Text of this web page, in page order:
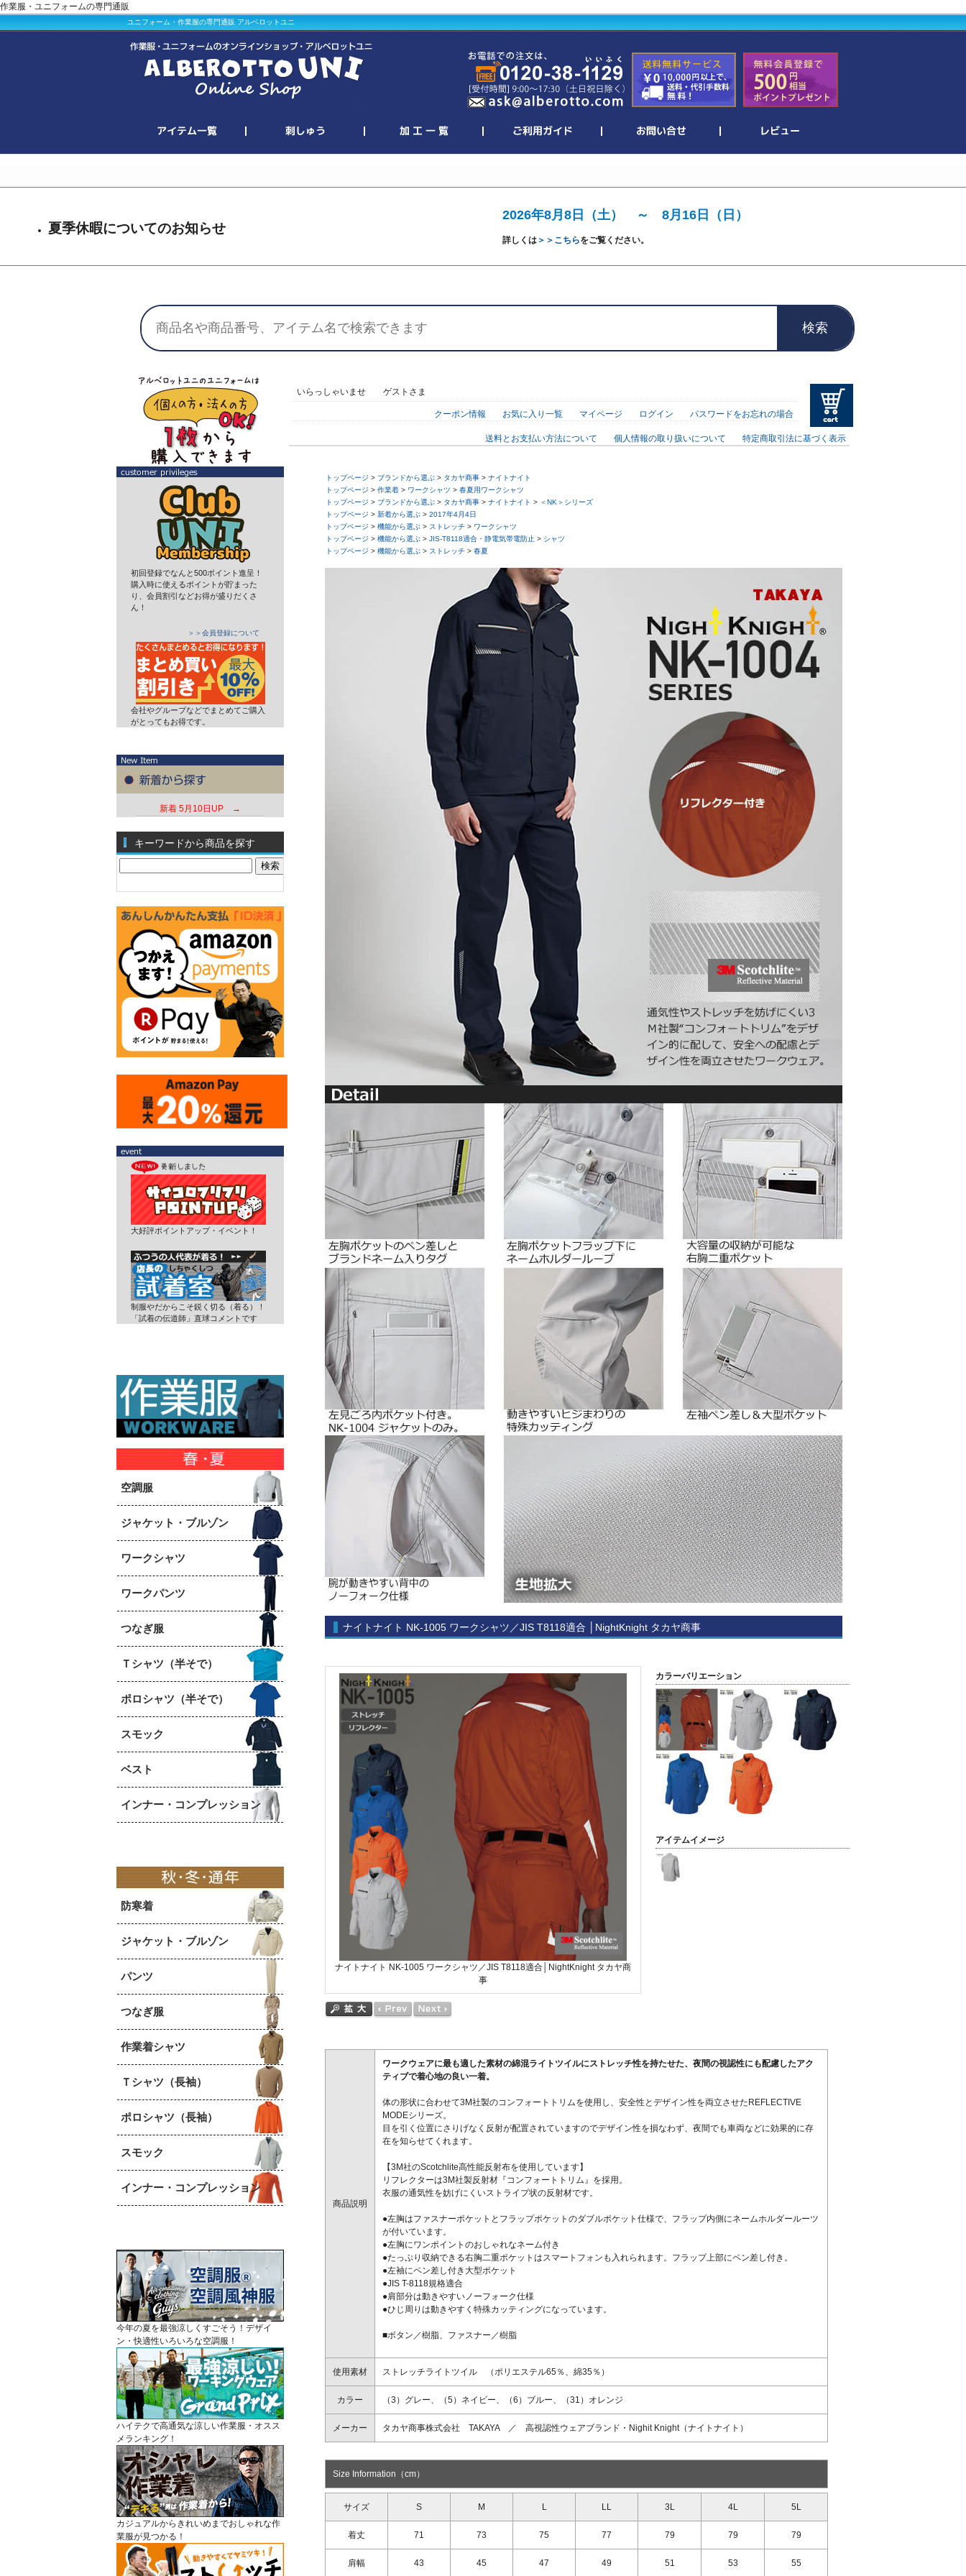
作業服・ユニフォームの専門通販
ユニフォーム・作業服の専門通販 アルベロットユニ
夏季休暇についてのお知らせ
2026年8月8日（土） ～ 8月16日（日）
詳しくは＞＞こちらをご覧ください。
検索
初回登録でなんと500ポイント進呈！
購入時に使えるポイントが貯まった
り、会員割引などお得が盛りだくさ
ん！
＞＞会員登録について
会社やグループなどでまとめてご購入
がとってもお得です。
新着 5月10日UP →
キーワードから商品を探す
大好評ポイントアップ・イベント！
制服やだからこそ鋭く切る（着る）！
「試着の伝道師」直球コメントです
空調服
ジャケット・ブルゾン
ワークシャツ
ワークパンツ
つなぎ服
Ｔシャツ（半そで）
ポロシャツ（半そで）
スモック
ベスト
インナー・コンプレッション
防寒着
ジャケット・ブルゾン
パンツ
つなぎ服
作業着シャツ
Ｔシャツ（長袖）
ポロシャツ（長袖）
スモック
インナー・コンプレッション
今年の夏を最強涼しくすごそう！デザイ
ン・快適性いろいろな空調服！
ハイテクで高通気な涼しい作業服・オスス
メランキング！
カジュアルからきれいめまでおしゃれな作
業服が見つかる！
いらっしゃいませ ゲストさま
クーポン情報 お気に入り一覧 マイページ ログイン パスワードをお忘れの場合
送料とお支払い方法について 個人情報の取り扱いについて 特定商取引法に基づく表示
トップページ > ブランドから選ぶ > タカヤ商事 > ナイトナイト
トップページ > 作業着 > ワークシャツ > 春夏用ワークシャツ
トップページ > ブランドから選ぶ > タカヤ商事 > ナイトナイト > ＜NK＞シリーズ
トップページ > 新着から選ぶ > 2017年4月4日
トップページ > 機能から選ぶ > ストレッチ > ワークシャツ
トップページ > 機能から選ぶ > JIS-T8118適合・静電気帯電防止 > シャツ
トップページ > 機能から選ぶ > ストレッチ > 春夏
ナイトナイト NK-1005 ワークシャツ／JIS T8118適合 │NightKnight タカヤ商事
カラーバリエーション
アイテムイメージ
ナイトナイト NK-1005 ワークシャツ／JIS T8118適合│NightKnight タカヤ商
事
商品説明
ワークウェアに最も適した素材の綿混ライトツイルにストレッチ性を持たせた、夜間の視認性にも配慮したアク
ティブで着心地の良い一着。
体の形状に合わせて3M社製のコンフォートトリムを使用し、安全性とデザイン性を両立させたREFLECTIVE
MODEシリーズ。
目を引く位置にさりげなく反射が配置されていますのでデザイン性を損なわず、夜間でも車両などに効果的に存
在を知らせてくれます。
【3M社のScotchlite高性能反射布を使用しています】
リフレクターは3M社製反射材『コンフォートトリム』を採用。
衣服の通気性を妨げにくいストライプ状の反射材です。
●左胸はファスナーポケットとフラップポケットのダブルポケット仕様で、フラップ内側にネームホルダールーツ
が付いています。
●左胸にワンポイントのおしゃれなネーム付き
●たっぷり収納できる右胸二重ポケットはスマートフォンも入れられます。フラップ上部にペン差し付き。
●左袖にペン差し付き大型ポケット
●JIS T-8118規格適合
●肩部分は動きやすいノーフォーク仕様
●ひじ周りは動きやすく特殊カッティングになっています。
■ボタン／樹脂、ファスナー／樹脂
使用素材 ストレッチライトツイル （ポリエステル65％、綿35％）
カラー （3）グレー、（5）ネイビー、（6）ブルー、（31）オレンジ
メーカー タカヤ商事株式会社 TAKAYA ／ 高視認性ウェアブランド・Nighit Knight（ナイトナイト）
Size Information（cm）
サイズ S M L LL 3L 4L 5L
着丈 71 73 75 77 79 79 79
肩幅 43 45 47 49 51 53 55